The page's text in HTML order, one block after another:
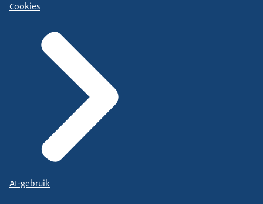
Cookies
AI-gebruik